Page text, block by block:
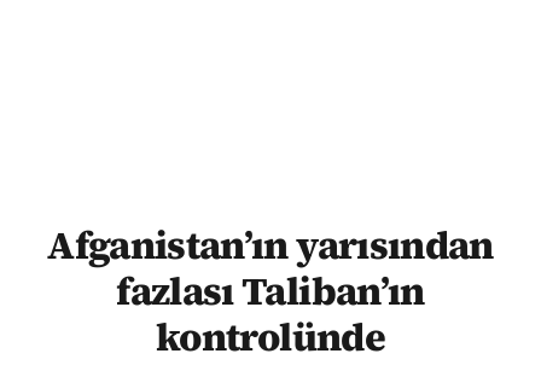
Afganistan’ın yarısından
fazlası Taliban’ın
kontrolünde